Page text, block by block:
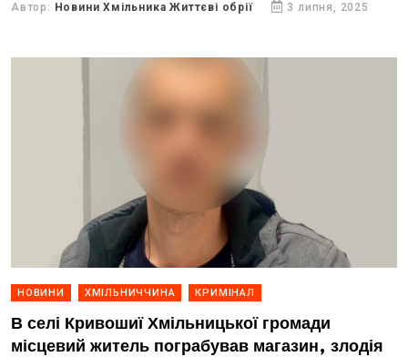
Автор: Новини Хмільника Життєві обрії 3 липня, 2025
НОВИНИ ХМІЛЬНИЧЧИНА КРИМІНАЛ
В селі Кривошиї Хмільницької громади
місцевий житель пограбував магазин, злодія